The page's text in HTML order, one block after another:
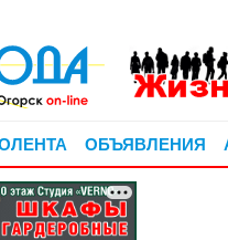
ОБЪЯВЛЕНИЯ